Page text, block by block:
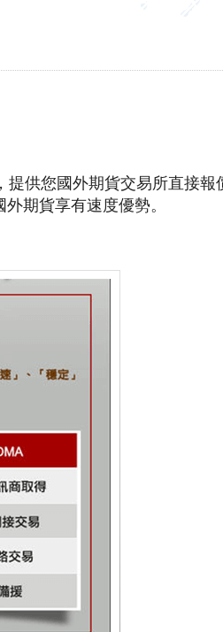
提供您國外期貨交易所直接報
期貨享有速度優勢。